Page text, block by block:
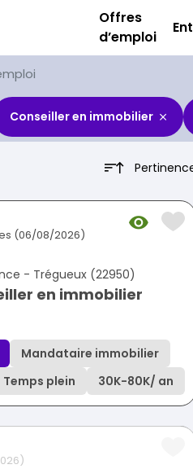
Offres
d’emploi
Conseiller en immobilier
(06/08/2026)
- Trégueux (22950)
en immobilier
Mandataire immobilier
Temps plein 30K-80K/ an